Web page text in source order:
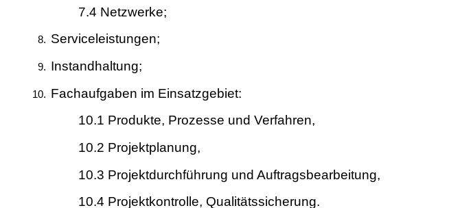
7.4 Netzwerke;
Serviceleistungen;
Instandhaltung;
Fachaufgaben im Einsatzgebiet:
10.1 Produkte, Prozesse und Verfahren,
10.2 Projektplanung,
10.3 Projektdurchführung und Auftragsbearbeitung,
10.4 Projektkontrolle, Qualitätssicherung.